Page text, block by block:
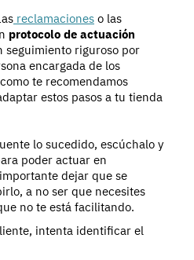
reclamaciones o las
protocolo de actuación
seguimiento riguroso por
encargada de los
te recomendamos
estos pasos a tu tienda
lo sucedido, escúchalo y
poder actuar en
dejar que se
a no ser que necesites
no te está facilitando.
intenta identificar el